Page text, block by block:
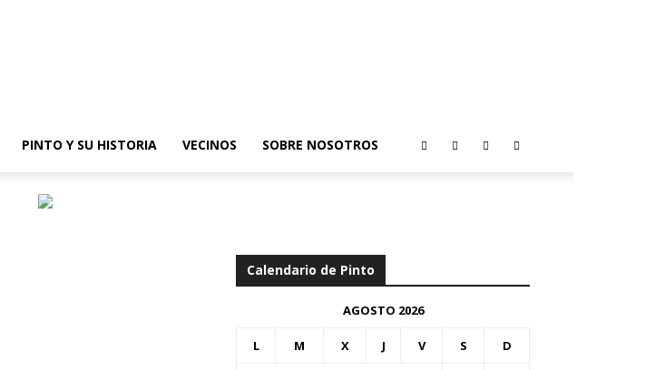
PINTO Y SU HISTORIA VECINOS SOBRE NOSOTROS
Calendario de Pinto
AGOSTO 2026
L M X J V S D